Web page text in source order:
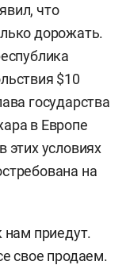
что
дорожать.
$10
государства
в Европе
этих условиях
на
нам приедут.
свое продаем.